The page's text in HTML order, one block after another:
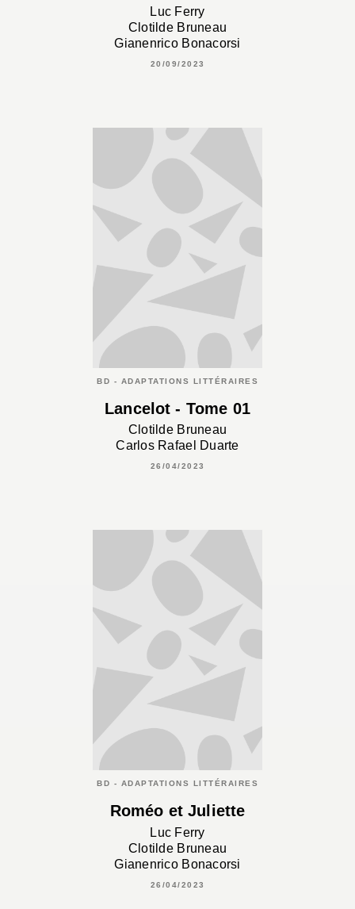
Luc Ferry
Clotilde Bruneau
Gianenrico Bonacorsi
20/09/2023
BD - ADAPTATIONS LITTÉRAIRES
Lancelot - Tome 01
Clotilde Bruneau
Carlos Rafael Duarte
26/04/2023
BD - ADAPTATIONS LITTÉRAIRES
Roméo et Juliette
Luc Ferry
Clotilde Bruneau
Gianenrico Bonacorsi
26/04/2023